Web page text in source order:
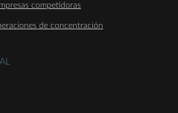
competidoras
de concentración